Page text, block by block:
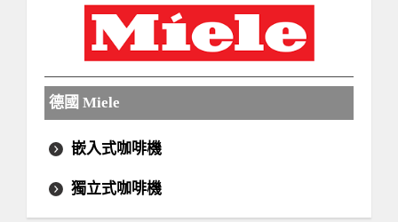
德國 Miele
嵌入式咖啡機
獨立式咖啡機